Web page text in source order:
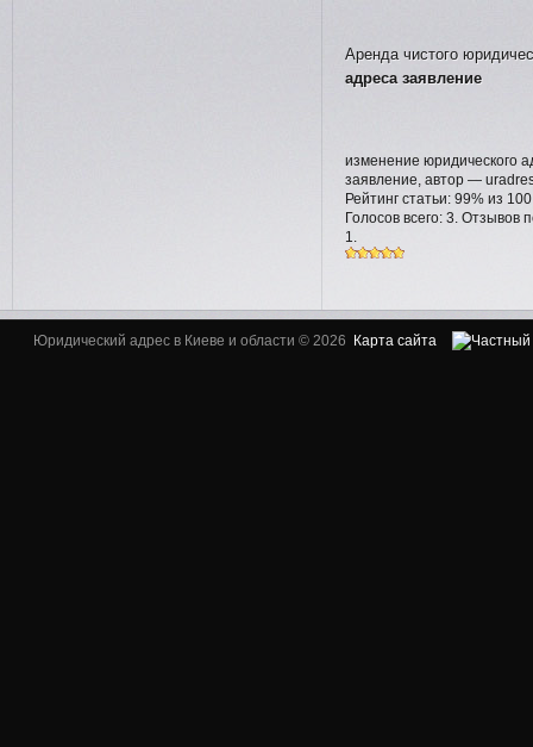
Аренда чистого
адреса заявление
изменение юридического
заявление, автор —
Рейтинг статьи: 99% из 100
Голосов всего: 3. Отзывов
1.
Юридический адрес в Киеве и области © 2026 Карта сайта